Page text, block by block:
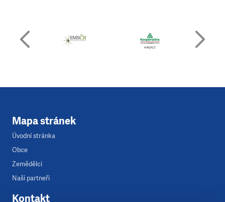
Mapa stránek
Úvodní stránka
Obce
Zemědělci
Naši partneři
Kontakt